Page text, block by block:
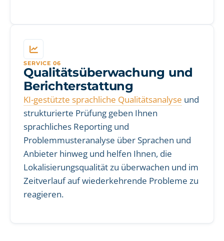
SERVICE 06
Qualitätsüberwachung und
Berichterstattung
KI-gestützte sprachliche Qualitätsanalyse und
strukturierte Prüfung geben Ihnen
sprachliches Reporting und
Problemmusteranalyse über Sprachen und
Anbieter hinweg und helfen Ihnen, die
Lokalisierungsqualität zu überwachen und im
Zeitverlauf auf wiederkehrende Probleme zu
reagieren.